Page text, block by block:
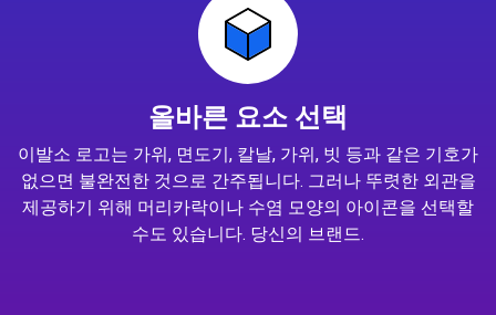
올바른 요소 선택
이발소 로고는 가위, 면도기, 칼날, 가위, 빗 등과 같은 기호가
없으면 불완전한 것으로 간주됩니다. 그러나 뚜렷한 외관을
제공하기 위해 머리카락이나 수염 모양의 아이콘을 선택할
수도 있습니다. 당신의 브랜드.